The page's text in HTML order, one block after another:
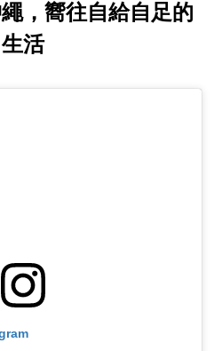
，嚮往自給自足的
生活